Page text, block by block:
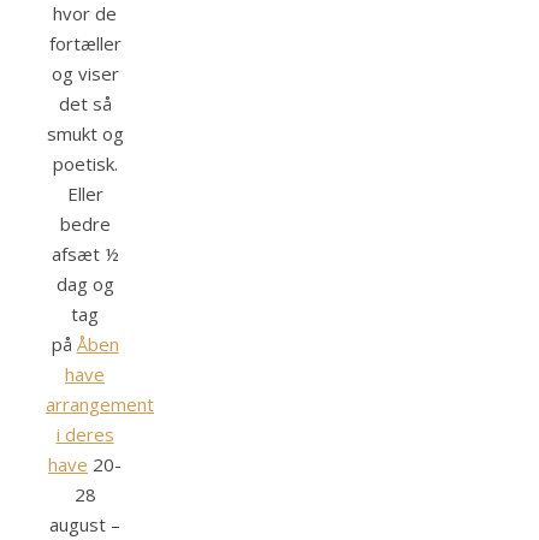
hvor de
fortæller
og viser
det så
smukt og
poetisk.
Eller
bedre
afsæt ½
dag og
tag
på Åben
have
arrangement
i deres
have 20-
28
august –